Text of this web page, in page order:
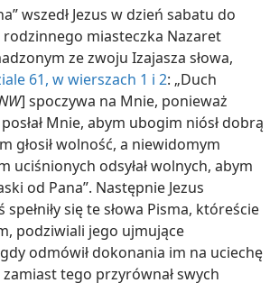
wszedł Jezus w dzień sabatu do
miasteczka Nazaret
ze zwoju Izajasza słowa,
61, w wierszach 1 i 2: „Duch
] spoczywa na Mnie, ponieważ
Mnie, abym ubogim niósł dobrą
głosił wolność, a niewidomym
uciśnionych odsyłał wolnych, abym
od Pana”. Następnie Jezus
spełniły się te słowa Pisma, któreście
podziwiali jego ujmujące
odmówił dokonania im na uciechę
tego przyrównał swych